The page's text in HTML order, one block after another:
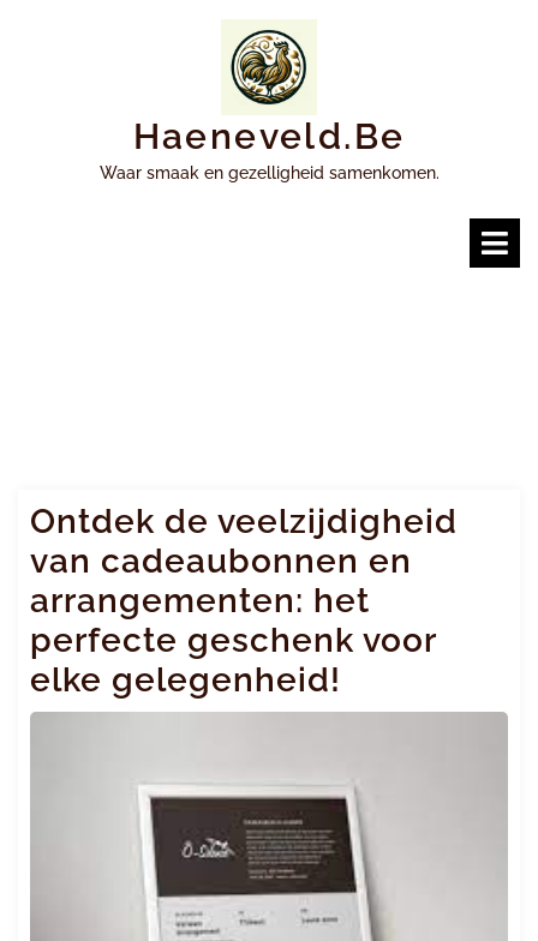
Haeneveld.be
Waar smaak en gezelligheid samenkomen.
Ontdek de veelzijdigheid
van cadeaubonnen en
arrangementen: het
perfecte geschenk voor
elke gelegenheid!